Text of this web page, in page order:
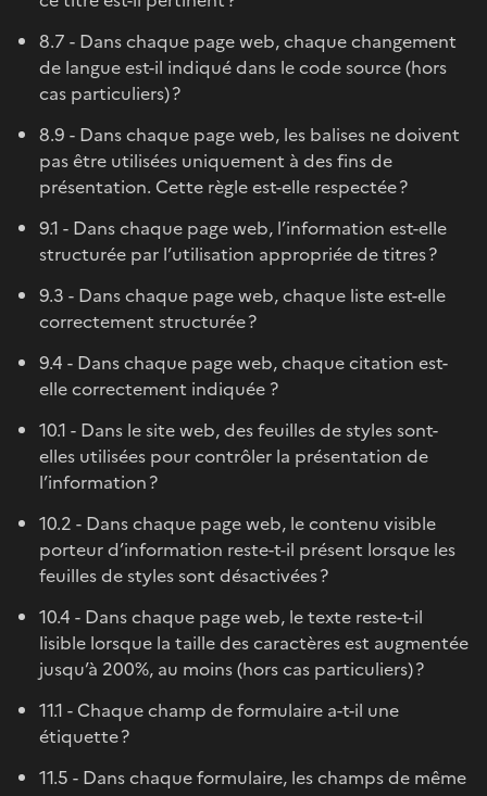
8.7 - Dans chaque page web, chaque changement
de langue est-il indiqué dans le code source (hors
cas particuliers) ?
8.9 - Dans chaque page web, les balises ne doivent
pas être utilisées uniquement à des fins de
présentation. Cette règle est-elle respectée ?
9.1 - Dans chaque page web, l’information est-elle
structurée par l’utilisation appropriée de titres ?
9.3 - Dans chaque page web, chaque liste est-elle
correctement structurée ?
9.4 - Dans chaque page web, chaque citation est-
elle correctement indiquée ?
10.1 - Dans le site web, des feuilles de styles sont-
elles utilisées pour contrôler la présentation de
l’information ?
10.2 - Dans chaque page web, le contenu visible
porteur d’information reste-t-il présent lorsque les
feuilles de styles sont désactivées ?
10.4 - Dans chaque page web, le texte reste-t-il
lisible lorsque la taille des caractères est augmentée
jusqu’à 200%, au moins (hors cas particuliers) ?
11.1 - Chaque champ de formulaire a-t-il une
étiquette ?
11.5 - Dans chaque formulaire, les champs de même